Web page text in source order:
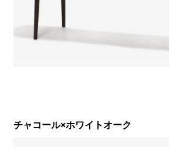
チャコール×ホワイトオーク